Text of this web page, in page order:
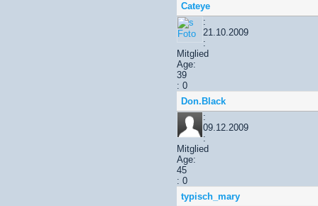
Cateye
:
21.10.2009
:
Mitglied
Age:
39
: 0
Don.Black
:
09.12.2009
:
Mitglied
Age:
45
: 0
typisch_mary